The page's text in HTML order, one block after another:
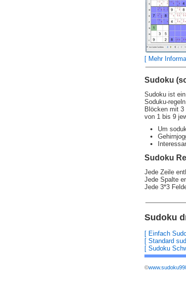
[ Mehr
Sudoku
Sudoku ist
Soduku-
Blöcken mit 3
von 1 bis 9
Um
Sudoku
Jede Zeile
Jede Spalte
Jede 3*3
Sudoku
[ Einfach
[ Standard
[ Sudoku
©